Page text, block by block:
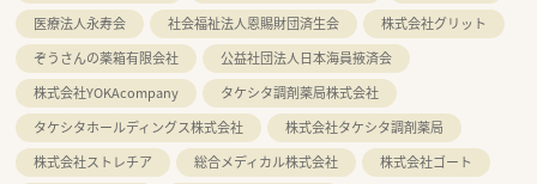
医療法人永寿会
社会福祉法人恩賜財団済生会
株式会社グリット
ぞうさんの薬箱有限会社
公益社団法人日本海員掖済会
株式会社YOKAcompany
タケシタ調剤薬局株式会社
タケシタホールディングス株式会社
株式会社タケシタ調剤薬局
株式会社ストレチア
総合メディカル株式会社
株式会社ゴート